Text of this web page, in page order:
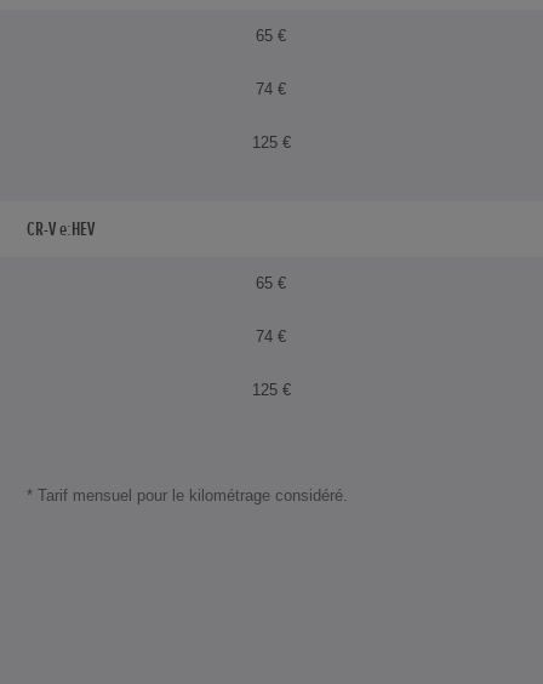
65 €
74 €
125 €
CR-V e:HEV
65 €
74 €
125 €
* Tarif mensuel pour le kilométrage considéré.